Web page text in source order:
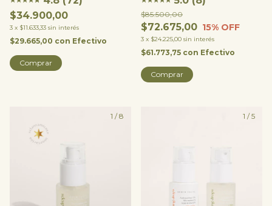
$34.900,00
3 x $11.633,33 sin interés
$29.665,00 con Efectivo
$72.675,00
$85.500,00
15% OFF
3 x $24.225,00 sin interés
$61.773,75 con Efectivo
Comprar
1 /8 1 /5